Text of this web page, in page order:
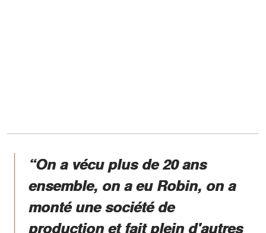
“On a vécu plus de 20 ans
ensemble, on a eu Robin, on a
monté une société de
production et fait plein d'autres